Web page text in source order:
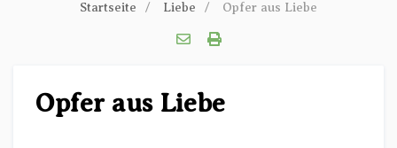
Startseite Liebe Opfer aus Liebe
Opfer aus Liebe